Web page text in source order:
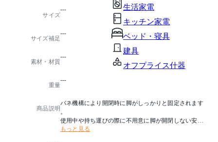
生活家電
キッチン家電
ベッド・寝具
建具
オフプライス什器
サイズ
---
サイズ補足
---
素材・材質
---
重量
---
商品説明
バネ機構により開閉時に脚がしっかりと固定されます
。
使用中や持ち運びの際に不用意に脚が開閉しない安全
設計です。
もっと見る